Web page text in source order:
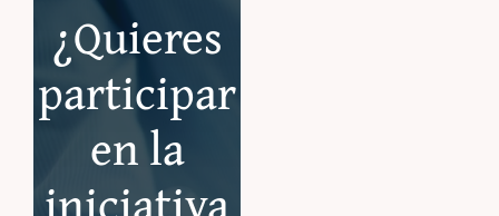
¿Quieres
participar
en la